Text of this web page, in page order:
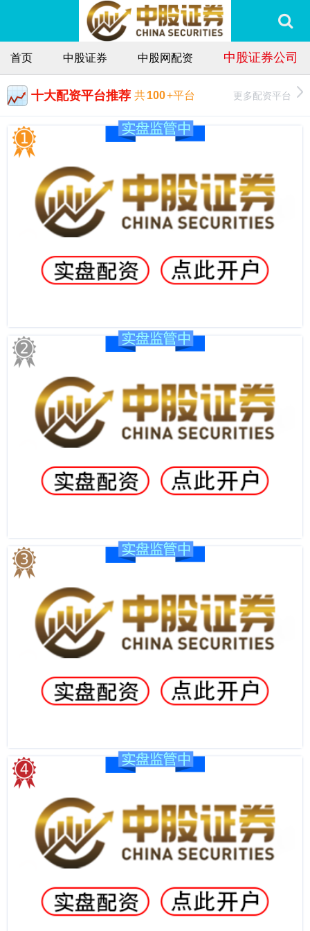
首页 中股证券 中股网配资 中股证券公司
十大配资平台推荐 共100+平台 更多配资平台